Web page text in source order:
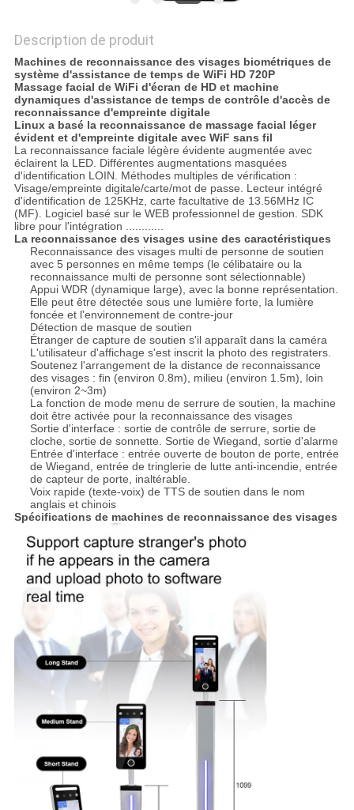
Description de produit
Machines de reconnaissance des visages biométriques de
système d'assistance de temps de WiFi HD 720P
Massage facial de WiFi d'écran de HD et machine
dynamiques d'assistance de temps de contrôle d'accès de
reconnaissance d'empreinte digitale
Linux a basé la reconnaissance de massage facial léger
évident et d'empreinte digitale avec WiF sans fil
La reconnaissance faciale légère évidente augmentée avec
éclairent la LED. Différentes augmentations masquées
d'identification LOIN. Méthodes multiples de vérification :
Visage/empreinte digitale/carte/mot de passe. Lecteur intégré
d'identification de 125KHz, carte facultative de 13.56MHz IC
(MF). Logiciel basé sur le WEB professionnel de gestion. SDK
libre pour l'intégration ............
La reconnaissance des visages usinedes caractéristiques
Reconnaissance des visages multi de personne de soutien
avec 5 personnes en même temps (le célibataire ou la
reconnaissance multi de personne sont sélectionnable)
Appui WDR (dynamique large), avec la bonne représentation.
Elle peut être détectée sous une lumière forte, la lumière
foncée et l'environnement de contre-jour
Détection de masque de soutien
Étranger de capture de soutien s'il apparaît dans la caméra
L'utilisateur d'affichage s'est inscrit la photo des registraters.
Soutenez l'arrangement de la distance de reconnaissance
des visages : fin (environ 0.8m), milieu (environ 1.5m), loin
(environ 2~3m)
La fonction de mode menu de serrure de soutien, la machine
doit être activée pour la reconnaissance des visages
Sortie d'interface : sortie de contrôle de serrure, sortie de
cloche, sortie de sonnette. Sortie de Wiegand, sortie d'alarme
Entrée d'interface : entrée ouverte de bouton de porte, entrée
de Wiegand, entrée de tringlerie de lutte anti-incendie, entrée
de capteur de porte, inaltérable.
Voix rapide (texte-voix) de TTS de soutien dans le nom
anglais et chinois
Spécifications de machines de reconnaissance des visages